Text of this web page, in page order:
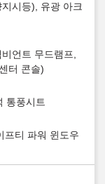
시등), 유광 아크
언트 무드램프,
터 콘솔)
통풍시트
프티 파워 윈도우